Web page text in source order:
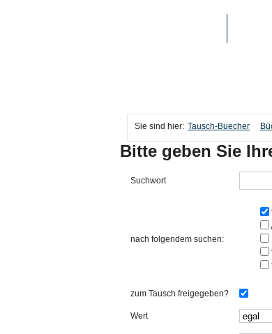
Sie sind hier: Tausch-Buecher
Bitte geben Sie
Suchwort
nach folgendem suchen:
zum Tausch freigegeben?
Wert